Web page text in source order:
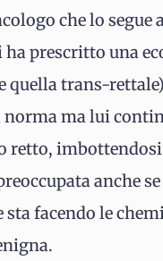
che lo segue
prescritto una
quella trans-
ma lui
retto,
anche
facendo le